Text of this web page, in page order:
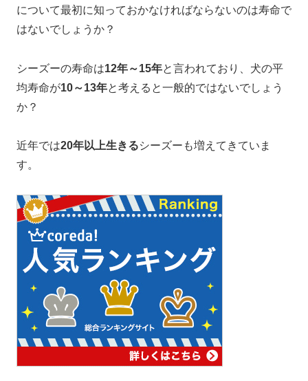
について最初に知っておかなければならないのは寿命で
はないでしょうか？
シーズーの寿命は12年～15年と言われており、犬の平
均寿命が10～13年と考えると一般的ではないでしょう
か？
近年では20年以上生きるシーズーも増えてきていま
す。